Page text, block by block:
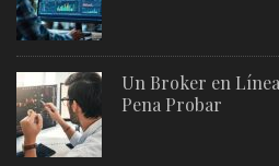
Un Broker en
Pena Probar